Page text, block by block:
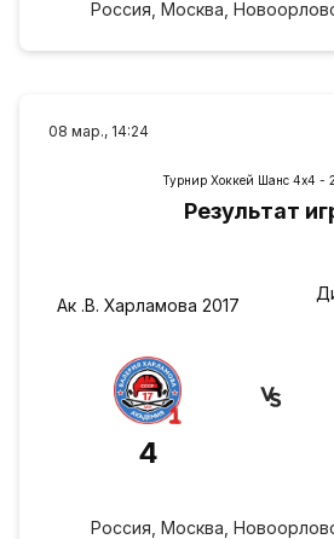
Россия, Москва,
08 мар., 14:24
Турнир Хоккей Шанс 4х4 -
Результат
Ак .В. Харламова 2017
4
Россия, Москва,